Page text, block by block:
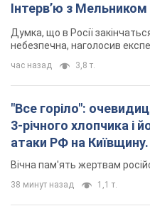
Інтерв’ю з Мельником
Думка, що в Росії
небезпечна, наголосив
час назад 3,8 т.
"Все горіло":
3-річного хлопчика і
атаки РФ на
Вічна пам'ять жертвам
38 минут назад 1,1 т.